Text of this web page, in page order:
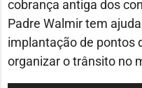
cobrança antiga dos
Padre Walmir tem
implantação de pontos
organizar o trânsito no